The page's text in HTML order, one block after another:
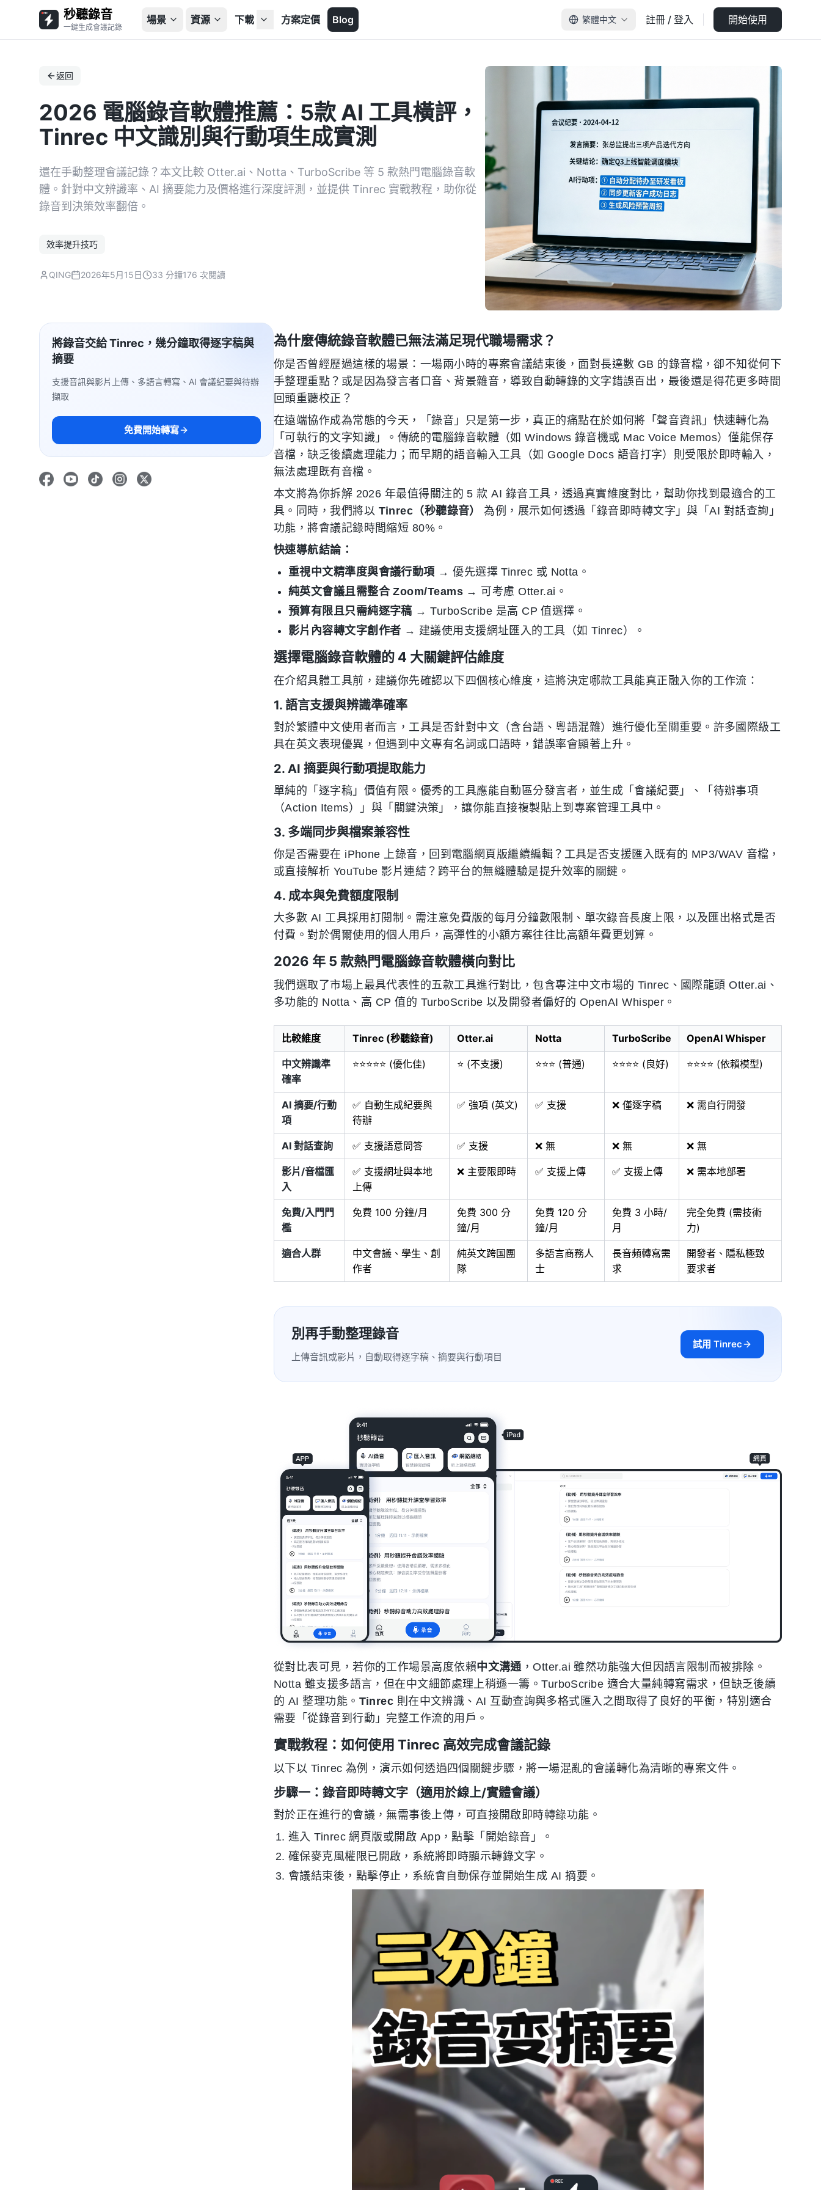
秒聽錄音
一鍵生成會議記錄
場景 資源 下載 方案定價 Blog 繁體中文 註冊 / 登入 開始使用
返回
2026 電腦錄音軟體推薦：5款 AI 工具橫評，
Tinrec 中文識別與行動項生成實測
還在手動整理會議記錄？本文比較 Otter.ai、Notta、TurboScribe 等 5 款熱門電腦錄音軟
體。針對中文辨識率、AI 摘要能力及價格進行深度評測，並提供 Tinrec 實戰教程，助你從
錄音到決策效率翻倍。
效率提升技巧
QING 2026年5月15日 33 分鐘176 次閱讀
將錄音交給 Tinrec，幾分鐘取得逐字稿與
摘要
支援音訊與影片上傳、多語言轉寫、AI 會議紀要與待辦
擷取
免費開始轉寫
為什麼傳統錄音軟體已無法滿足現代職場需求？
你是否曾經歷過這樣的場景：一場兩小時的專案會議結束後，面對長達數 GB 的錄音檔，卻不知從何下
手整理重點？或是因為發言者口音、背景雜音，導致自動轉錄的文字錯誤百出，最後還是得花更多時間
回頭重聽校正？
在遠端協作成為常態的今天，「錄音」只是第一步，真正的痛點在於如何將「聲音資訊」快速轉化為
「可執行的文字知識」。傳統的電腦錄音軟體（如 Windows 錄音機或 Mac Voice Memos）僅能保存
音檔，缺乏後續處理能力；而早期的語音輸入工具（如 Google Docs 語音打字）則受限於即時輸入，
無法處理既有音檔。
本文將為你拆解 2026 年最值得關注的 5 款 AI 錄音工具，透過真實維度對比，幫助你找到最適合的工
具。同時，我們將以 Tinrec（秒聽錄音）
為例，展示如何透過「錄音即時轉文字」與「AI 對話查詢」
功能，將會議記錄時間縮短 80%。
快速導航結論：
重視中文精準度與會議行動項 → 優先選擇 Tinrec 或 Notta。
純英文會議且需整合 Zoom/Teams → 可考慮 Otter.ai。
預算有限且只需純逐字稿 → TurboScribe 是高 CP 值選擇。
影片內容轉文字創作者 → 建議使用支援網址匯入的工具（如 Tinrec）。
選擇電腦錄音軟體的 4 大關鍵評估維度
在介紹具體工具前，建議你先確認以下四個核心維度，這將決定哪款工具能真正融入你的工作流：
1. 語言支援與辨識準確率
對於繁體中文使用者而言，工具是否針對中文（含台語、粵語混雜）進行優化至關重要。許多國際級工
具在英文表現優異，但遇到中文專有名詞或口語時，錯誤率會顯著上升。
2. AI 摘要與行動項提取能力
單純的「逐字稿」價值有限。優秀的工具應能自動區分發言者，並生成「會議紀要」、「待辦事項
（Action Items）」與「關鍵決策」，讓你能直接複製貼上到專案管理工具中。
3. 多端同步與檔案兼容性
你是否需要在 iPhone 上錄音，回到電腦網頁版繼續編輯？工具是否支援匯入既有的 MP3/WAV 音檔，
或直接解析 YouTube 影片連結？跨平台的無縫體驗是提升效率的關鍵。
4. 成本與免費額度限制
大多數 AI 工具採用訂閱制。需注意免費版的每月分鐘數限制、單次錄音長度上限，以及匯出格式是否
付費。對於偶爾使用的個人用戶，高彈性的小額方案往往比高額年費更划算。
2026 年 5 款熱門電腦錄音軟體橫向對比
我們選取了市場上最具代表性的五款工具進行對比，包含專注中文市場的 Tinrec、國際龍頭 Otter.ai、
多功能的 Notta、高 CP 值的 TurboScribe 以及開發者偏好的 OpenAI Whisper。
比較維度 Tinrec (秒聽錄音) Otter.ai Notta TurboScribe OpenAI Whisper
中文辨識準
確率
⭐⭐⭐⭐⭐ (優化佳) ⭐ (不支援) ⭐⭐⭐ (普通) ⭐⭐⭐⭐ (良好) ⭐⭐⭐⭐ (依賴模型)
AI 摘要/行動
項
✅ 自動生成紀要與
待辦
✅ 強項 (英文) ✅ 支援 ❌ 僅逐字稿 ❌ 需自行開發
AI 對話查詢 ✅ 支援語意問答 ✅ 支援 ❌ 無 ❌ 無 ❌ 無
影片/音檔匯
入
✅ 支援網址與本地
上傳
❌ 主要限即時 ✅ 支援上傳 ✅ 支援上傳 ❌ 需本地部署
免費/入門門
檻
免費 100 分鐘/月
免費 300 分
鐘/月
免費 120 分
鐘/月
免費 3 小時/
月
完全免費 (需技術
力)
適合人群
中文會議、學生、創
作者
純英文跨国團
隊
多語言商務人
士
長音頻轉寫需
求
開發者、隱私極致
要求者
別再手動整理錄音
上傳音訊或影片，自動取得逐字稿、摘要與行動項目
試用 Tinrec
從對比表可見，若你的工作場景高度依賴中文溝通 ，Otter.ai 雖然功能強大但因語言限制而被排除。
Notta 雖支援多語言，但在中文細節處理上稍遜一籌。TurboScribe 適合大量純轉寫需求，但缺乏後續
的 AI 整理功能。 Tinrec 則在中文辨識、AI 互動查詢與多格式匯入之間取得了良好的平衡，特別適合
需要「從錄音到行動」完整工作流的用戶。
實戰教程：如何使用 Tinrec 高效完成會議記錄
以下以 Tinrec 為例，演示如何透過四個關鍵步驟，將一場混亂的會議轉化為清晰的專案文件。
步驟一：錄音即時轉文字（適用於線上/實體會議）
對於正在進行的會議，無需事後上傳，可直接開啟即時轉錄功能。
進入 Tinrec 網頁版或開啟 App，點擊「開始錄音」。
確保麥克風權限已開啟，系統將即時顯示轉錄文字。
會議結束後，點擊停止，系統會自動保存並開始生成 AI 摘要。